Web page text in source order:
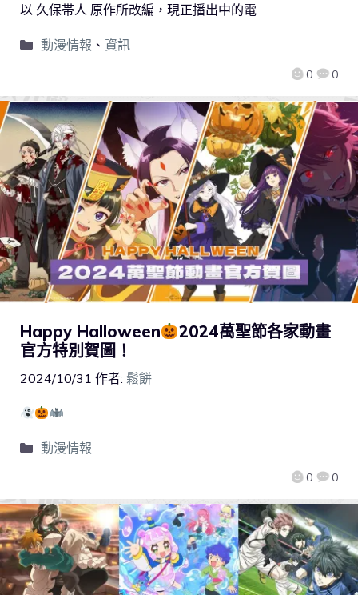
0 0
以 久保帯人 原作所改編，現正播出中的電
動漫情報 、 資訊
Happy Halloween
2024萬聖節各家動畫
官方特別賀圖！
2024/10/31 作者: 鬆餅
0 0
動漫情報